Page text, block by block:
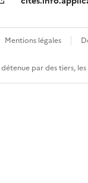
Mentions légales
par des tiers,